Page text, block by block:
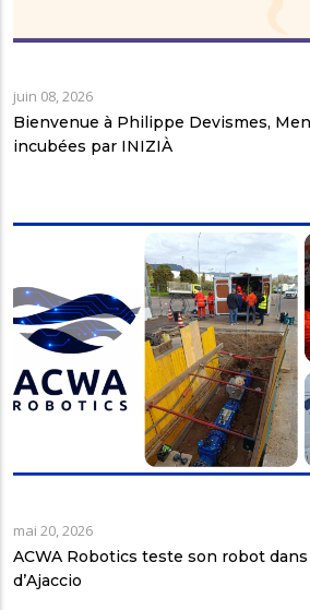
juin 08, 2026
Bienvenue à Philippe Devismes,
incubées par INIZIÀ
mai 20, 2026
ACWA Robotics teste son robot dans
d’Ajaccio